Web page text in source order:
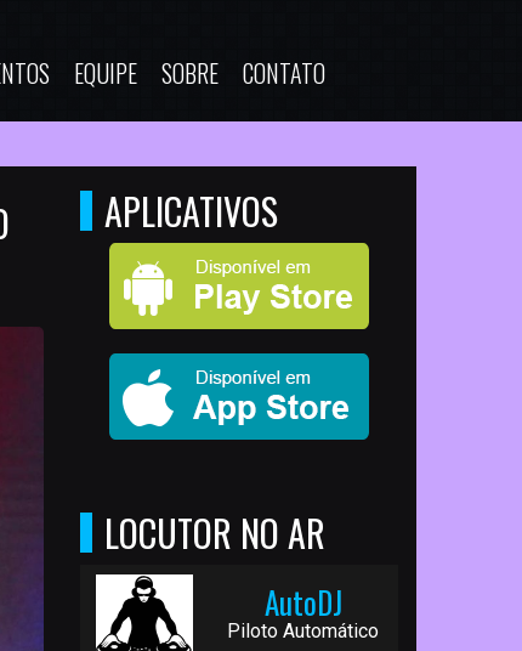
EQUIPE SOBRE CONTATO
APLICATIVOS
LOCUTOR NO AR
AutoDJ
Piloto Automático